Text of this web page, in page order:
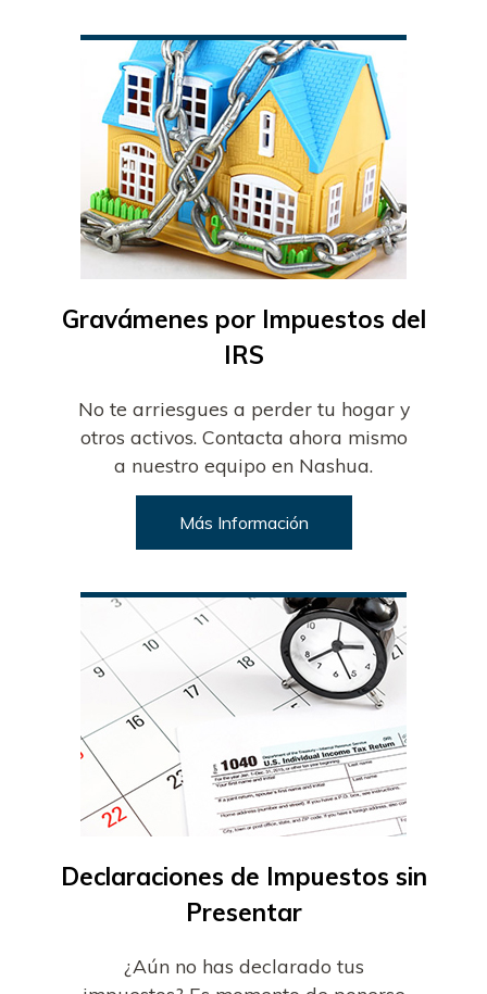
Gravámenes por Impuestos del
IRS
No te arriesgues a perder tu hogar y
otros activos. Contacta ahora mismo
a nuestro equipo en Nashua.
Más Información
Declaraciones de Impuestos sin
Presentar
¿Aún no has declarado tus